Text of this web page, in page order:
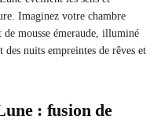
Imaginez votre chambre
mousse émeraude, illuminé
nuits empreintes de rêves et
: fusion de